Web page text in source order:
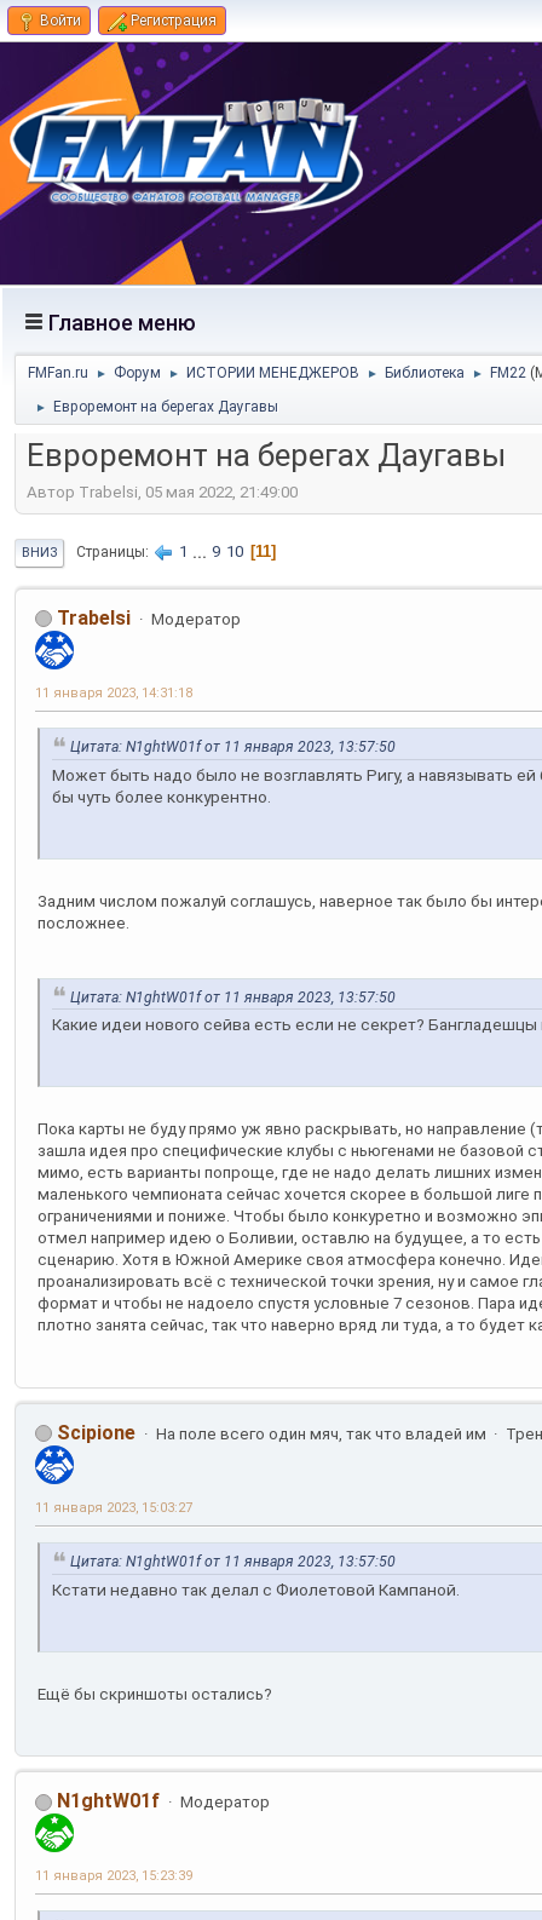
Войти Регистрация
Главное меню
FMFan.ru ► Форум ► ИСТОРИИ МЕНЕДЖЕРОВ ► Библиотека ► FM22
► Евроремонт на берегах Даугавы
Евроремонт на берегах Даугавы
Автор Trabelsi, 05 мая 2022, 21:49:00
ВНИЗ Страницы 1 ... 9 10 11
Trabelsi Модератор
11 января 2023, 14:31:18
Цитата: N1ghtW01f от 11 января 2023, 13:57:50
Может быть надо было не возглавлять Ригу, а навязывать
бы чуть более конкурентно.
Задним числом пожалуй соглашусь, наверное так было бы
посложнее.
Цитата: N1ghtW01f от 11 января 2023, 13:57:50
Какие идеи нового сейва есть если не секрет?
Пока карты не буду прямо уж явно раскрывать, но направление
зашла идея про специфические клубы с ньюгенами не базовой
мимо, есть варианты попроще, где не надо делать лишних
маленького чемпионата сейчас хочется скорее в большой лиге
ограничениями и пониже. Чтобы было конкуретно и возможно
отмел например идею о Боливии, оставлю на будущее, а то
сценарию. Хотя в Южной Америке своя атмосфера конечно.
проанализировать всё с технической точки зрения, ну и самое
формат и чтобы не надоело спустя условные 7 сезонов. Пара
плотно занята сейчас, так что наверно вряд ли туда, а то будет
Scipione На поле всего один мяч, так что владей им
11 января 2023, 15:03:27
Цитата: N1ghtW01f от 11 января 2023, 13:57:50
Кстати недавно так делал с Фиолетовой Кампаной.
Ещё бы скриншоты остались?
N1ghtW01f Модератор
11 января 2023, 15:23:39